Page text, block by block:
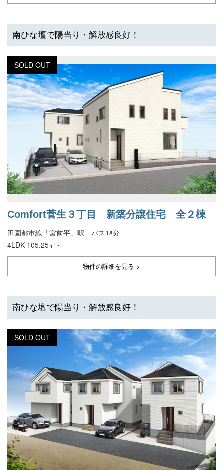
南ひな壇で陽当り・解放感良好！
SOLD OUT
Comfort菅生３丁目 新築分譲住宅 全２棟
田園都市線「宮前平」駅 バス18分
4LDK 105.25㎡～
物件の詳細を見る >
南ひな壇で陽当り・解放感良好！
SOLD OUT